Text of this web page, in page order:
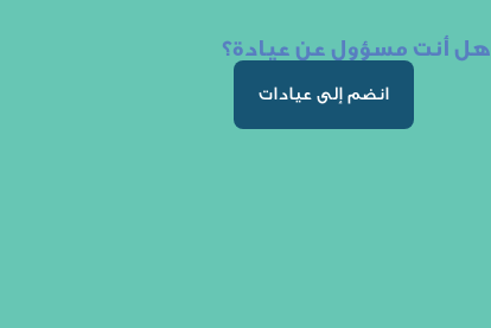
هل أنت مسؤول عن عيادة؟
انضم إلى عيادات